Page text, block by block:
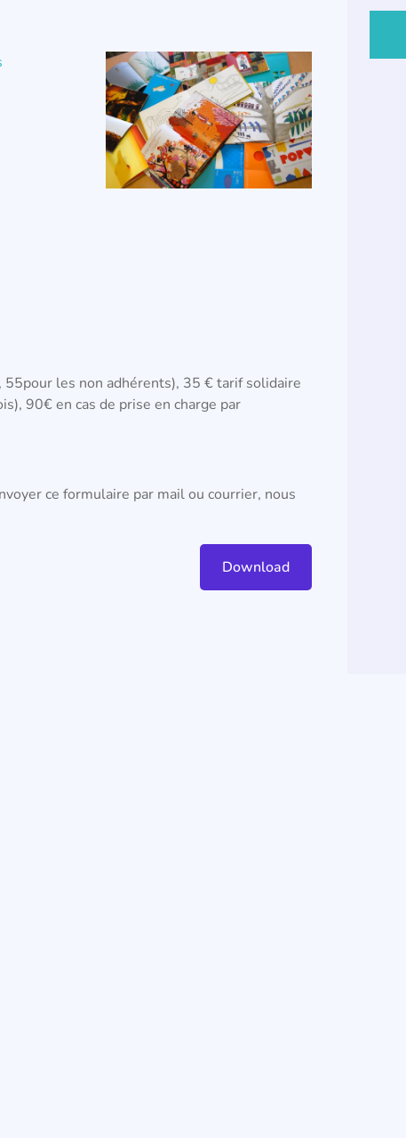
les non adhérents), 35 € tarif solidaire
90€ en cas de prise en charge par
ce formulaire par mail ou courrier, nous
Download